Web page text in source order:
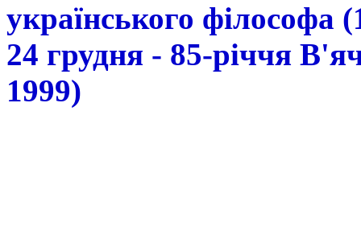
українського філософа
24 грудня - 85-річчя
1999)